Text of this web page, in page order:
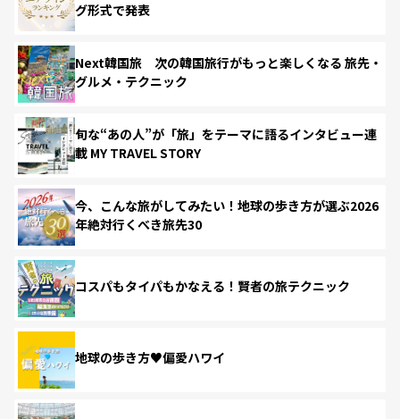
グ形式で発表
Next韓国旅 次の韓国旅行がもっと楽しくなる 旅先・
グルメ・テクニック
旬な“あの人”が「旅」をテーマに語るインタビュー連
載 MY TRAVEL STORY
今、こんな旅がしてみたい！地球の歩き方が選ぶ2026
年絶対行くべき旅先30
コスパもタイパもかなえる！賢者の旅テクニック
地球の歩き方♥偏愛ハワイ